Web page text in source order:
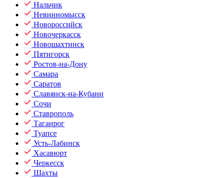
Нальчик
Невинномысск
Новороссийск
Новочеркасск
Новошахтинск
Пятигорск
Ростов-на-Дону
Самара
Саратов
Славянск-на-Кубани
Сочи
Ставрополь
Таганрог
Туапсе
Усть-Лабинск
Хасавюрт
Черкесск
Шахты